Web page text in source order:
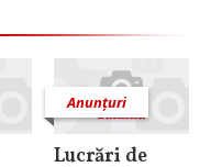
Anunțuri
Lucrări de